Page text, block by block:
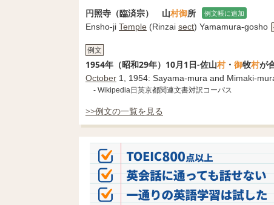
円照寺（臨済宗） 山村御所 例文帳に追加
Ensho-ji Temple (Rinzai sect) Yamamura-gosho
例文
1954年（昭和29年）10月1日-佐山村・ 御牧村が
October 1, 1954: Sayama-mura and Mimaki-
- Wikipedia日英京都関連文書対訳コーパス
>>例文の一覧を見る